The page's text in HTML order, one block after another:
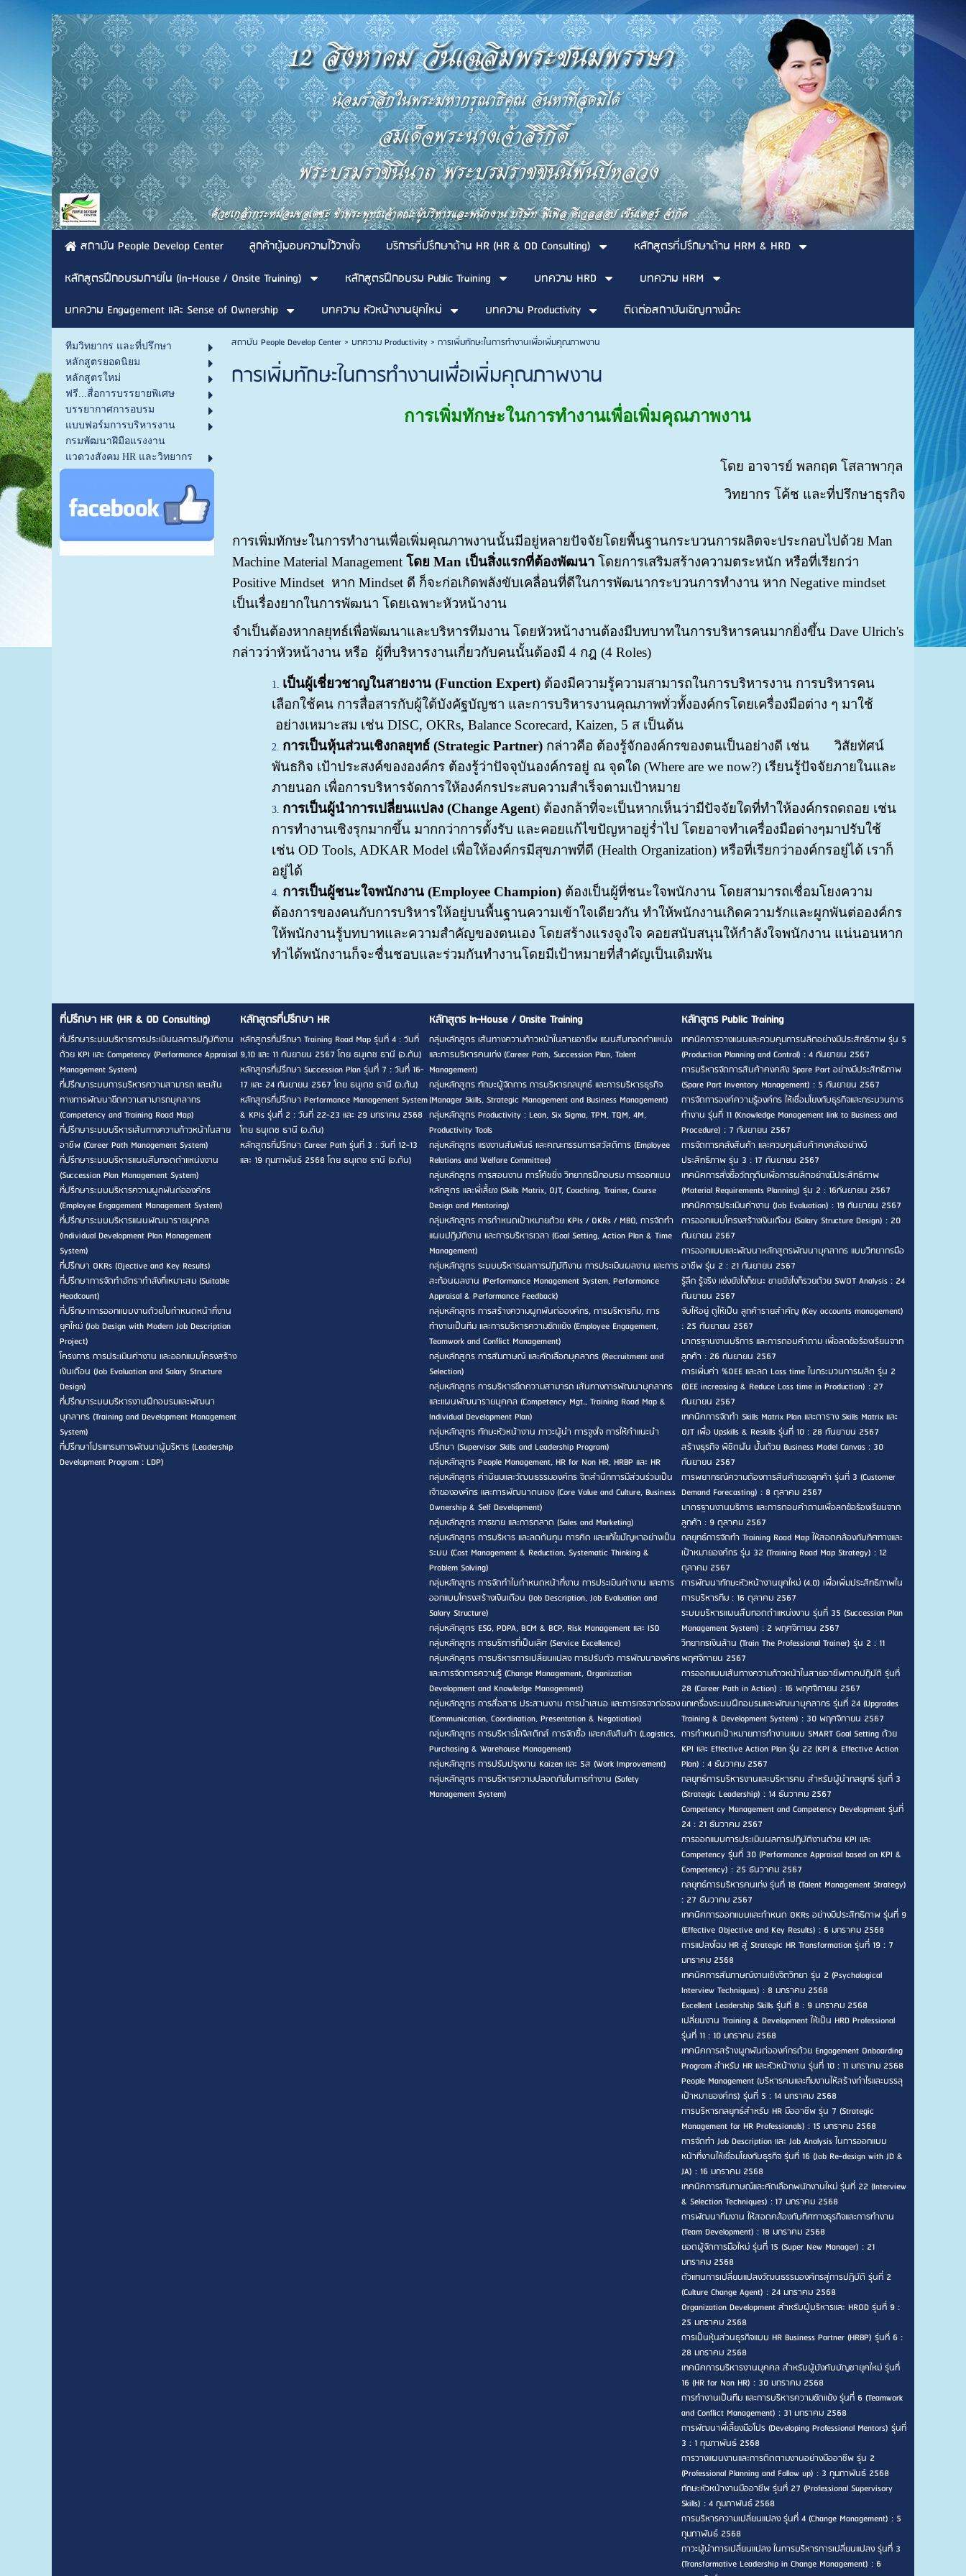
สถาบัน People Develop Center ลูกค้าผู้มอบความไว้วางใจ บริการที่ปรึกษาด้าน HR (HR & OD Consulting)
หลักสูตรที่ปรึกษาด้าน HRM & HRD
หลักสูตรฝึกอบรมภายใน (In-House / Onsite Training)
หลักสูตรฝึกอบรม Public Training บทความ HRD
บทความ HRM
บทความ Engagement และ Sense of Ownership
บทความ หัวหน้างานยุคใหม่ บทความ Productivity ติดต่อสถาบันเชิญทางนี้คะ
ทีมวิทยากร และที่ปรึกษา
หลักสูตรยอดนิยม
หลักสูตรใหม่
ฟรี...สื่อการบรรยายพิเศษ
บรรยากาศการอบรม
แบบฟอร์มการบริหารงาน
กรมพัฒนาฝีมือแรงงาน
แวดวงสังคม HR และวิทยากร
สถาบัน People Develop Center> บทความ Productivity> การเพิ่มทักษะในการทำงานเพื่อเพิ่มคุณภาพงาน
การเพิ่มทักษะในการทำงานเพื่อเพิ่มคุณภาพงาน
การเพิ่มทักษะในการทำงานเพื่อเพิ่มคุณภาพงาน
โดย อาจารย์ พลกฤต โสลาพากุล
วิทยากร โค้ช และที่ปรึกษาธุรกิจ
การเพิ่มทักษะในการทำงานเพื่อเพิ่มคุณภาพงานนั้นมีอยู่หลายปัจจัยโดยพื้นฐานกระบวนการผลิตจะประกอบไปด้วย Man
Machine Material Management โดย Man เป็นสิ่งแรกที่ต้องพัฒนาโดยการเสริมสร้างความตระหนัก หรือที่เรียกว่า
Positive Mindset หาก Mindset ดี ก็จะก่อเกิดพลังขับเคลื่อนที่ดีในการพัฒนากระบวนการทำงาน หาก Negative mindset
เป็นเรื่องยากในการพัฒนา โดยเฉพาะหัวหน้างาน
จำเป็นต้องหากลยุทธ์เพื่อพัฒนาและบริหารทีมงาน โดยหัวหน้างานต้องมีบทบาทในการบริหารคนมากยิ่งขึ้น Dave Ulrich's
กล่าวว่าหัวหน้างาน หรือ ผู้ที่บริหารงานเกี่ยวกับคนนั้นต้องมี 4 กฎ (4 Roles)
เป็นผู้เชี่ยวชาญในสายงาน (Function Expert)ต้องมีความรู้ความสามารถในการบริหารงาน การบริหารคน
เลือกใช้คน การสื่อสารกับผู้ใต้บังคัฐบัญชา และการบริหารงานคุณภาพทั่วทั้งองค์กรโดยเครื่องมือต่าง ๆ มาใช้
อย่างเหมาะสม เช่น DISC, OKRs, Balance Scorecard, Kaizen, 5 ส เป็นต้น
การเป็นหุ้นส่วนเชิงกลยุทธ์ (Strategic Partner)กล่าวคือ ต้องรู้จักองค์กรของตนเป็นอย่างดี เช่น วิสัยทัศน์
พันธกิจ เป้าประสงค์ขององค์กร ต้องรู้ว่าปัจจุบันองค์กรอยู่ ณ จุดใด (Where are we now?) เรียนรู้ปัจจัยภายในและ
ภายนอก เพื่อการบริหารจัดการให้องค์กรประสบความสำเร็จตามเป้าหมาย
การเป็นผู้นำการเปลี่ยนแปลง (Change Agent) ต้องกล้าที่จะเป็นหากเห็นว่ามีปัจจัยใดที่ทำให้องค์กรถดถอย เช่น
การทำงานเชิงรุกมากขึ้น มากกว่าการตั้งรับ และคอยแก้ไขปัญหาอยู่ร่ำไป โดยอาจทำเครื่องมือต่างๆมาปรับใช้
เช่น OD Tools, ADKAR Model เพื่อให้องค์กรมีสุขภาพที่ดี (Health Organization) หรือที่เรียกว่าองค์กรอยู่ได้ เราก็
อยู่ได้
การเป็นผู้ชนะใจพนักงาน (Employee Champion)ต้องเป็นผู้ที่ชนะใจพนักงาน โดยสามารถเชื่อมโยงความ
ต้องการของคนกับการบริหารให้อยู่บนพื้นฐานความเข้าใจเดียวกัน ทำให้พนักงานเกิดความรักและผูกพันต่อองค์กร
ให้พนักงานรู้บทบาทและความสำคัญของตนเอง โดยสร้างแรงจูงใจ คอยสนับสนุนให้กำลังใจพนักงาน แน่นอนหาก
ทำได้พนักงานก็จะชื่นชอบและร่วมกันทำงานโดยมีเป้าหมายที่สำคัญเป็นเดิมพัน
ที่ปรึกษา HR (HR & OD Consulting)
ที่ปรึกษาระบบบริหารการประเมินผลการปฏิบัติงาน
ด้วย KPI และ Competency (Performance Appraisal
Management System)
ที่ปรึกษาระบบการบริหารความสามารถ และเส้น
ทางการพัฒนาขีดความสามารถบุคลากร
(Competency and Training Road Map)
ที่ปรึกษาระบบบริหารเส้นทางความก้าวหน้าในสาย
อาชีพ (Career Path Management System)
ที่ปรึกษาระบบบริหารแผนสืบทอดตำแหน่งงาน
(Succession Plan Management System)
ที่ปรึกษาระบบบริหารความผูกพันต่อองค์กร
(Employee Engagement Management System)
ที่ปรึกษาระบบบริหารแผนพัฒนารายบุคคล
(Individual Development Plan Management
System)
ที่ปรึกษา OKRs (Ojective and Key Results)
ที่ปรึกษาการจัดทำอัตรากำลังที่เหมาะสม (Suitable
Headcount)
ที่ปรึกษาการออกแบบงานด้วยใบกำหนดหน้าที่งาน
ยุคใหม่ (Job Design with Modern Job Description
Project)
โครงการ การประเมินค่างาน และออกแบบโครงสร้าง
เงินเดือน (Job Evaluation and Salary Structure
Design)
ที่ปรึกษาระบบบริหารงานฝึกอบรมและพัฒนา
บุคลากร (Training and Development Management
System)
ที่ปรึกษาโปรแกรมการพัฒนาผู้บริหาร (Leadership
Development Program : LDP)
หลักสูตรที่ปรึกษา HR
หลักสูตรที่ปรึกษา Training Road Map รุ่นที่ 4 : วันที่
9,10 และ 11 กันยายน 2567 โดย ธนุเดช ธานี (อ.ต้น)
หลักสูตรที่ปรึกษา Succession Plan รุ่นที่ 7 : วันที่ 16-
17 และ 24 กันยายน 2567 โดย ธนุเดช ธานี (อ.ต้น)
หลักสูตรที่ปรึกษา Performance Management System
& KPIs รุ่นที่ 2 : วันที่ 22-23 และ 29 มกราคม 2568
โดย ธนุเดช ธานี (อ.ต้น)
หลักสูตรที่ปรึกษา Career Path รุ่นที่ 3 : วันที่ 12-13
และ 19 กุมภาพันธ์ 2568 โดย ธนุเดช ธานี (อ.ต้น)
หลักสูตร In-House / Onsite Training
กลุ่มหลักสูตร เส้นทางความก้าวหน้าในสายอาชีพ แผนสืบทอดตำแหน่ง
และการบริหารคนเก่ง (Career Path, Succession Plan, Talent
Management)
กลุ่มหลักสูตร ทักษะผู้จัดการ การบริหารกลยุทธ์ และการบริหารธุรกิจ
(Manager Skills, Strategic Management and Business Management)
กลุ่มหลักสูตร Productivity : Lean, Six Sigma, TPM, TQM, 4M,
Productivity Tools
กลุ่มหลักสูตร แรงงานสัมพันธ์ และคณะกรรมการสวัสดิการ (Employee
Relations and Welfare Committee)
กลุ่มหลักสูตร การสอนงาน การโค้ชชิ่ง วิทยากรฝึกอบรม การออกแบบ
หลักสูตร และพี่เลี้ยง (Skills Matrix, OJT, Coaching, Trainer, Course
Design and Mentoring)
กลุ่มหลักสูตร การกำหนดเป้าหมายด้วย KPIs / OKRs / MBO, การจัดทำ
แผนปฏิบัติงาน และการบริหารเวลา (Goal Setting, Action Plan & Time
Management)
กลุ่มหลักสูตร ระบบบริหารผลการปฏิบัติงาน การประเมินผลงาน และการ
สะท้อนผลงาน (Performance Management System, Performance
Appraisal & Performance Feedback)
กลุ่มหลักสูตร การสร้างความผูกพันต่อองค์กร, การบริหารทีม, การ
ทำงานเป็นทีม และการบริหารความขัดแย้ง (Employee Engagement,
Teamwork and Conflict Management)
กลุ่มหลักสูตร การสัมภาษณ์ และคัดเลือกบุคลากร (Recruitment and
Selection)
กลุ่มหลักสูตร การบริหารขีดความสามารถ เส้นทางการพัฒนาบุคลากร
และแผนพัฒนารายบุคคล (Competency Mgt., Training Road Map &
Individual Development Plan)
กลุ่มหลักสูตร ทักษะหัวหน้างาน ภาวะผู้นำ การจูงใจ การให้คำแนะนำ
ปรึกษา (Supervisor Skills and Leadership Program)
กลุ่มหลักสูตร People Management, HR for Non HR, HRBP และ HR
กลุ่มหลักสูตร ค่านิยมและวัฒนธรรมองค์กร จิตสำนึกการมีส่วนร่วมเป็น
เจ้าขององค์กร และการพัฒนาตนเอง (Core Value and Culture, Business
Ownership & Self Development)
กลุ่มหลักสูตร การขาย และการตลาด (Sales and Marketing)
กลุ่มหลักสูตร การบริหาร และลดต้นทุน การคิด และแก้ไขปัญหาอย่างเป็น
ระบบ (Cost Management & Reduction, Systematic Thinking &
Problem Solving)
กลุ่มหลักสูตร การจัดทำใบกำหนดหน้าที่งาน การประเมินค่างาน และการ
ออกแบบโครงสร้างเงินเดือน (Job Description, Job Evaluation and
Salary Structure)
กลุ่มหลักสูตร ESG, PDPA, BCM & BCP, Risk Management และ ISO
กลุ่มหลักสูตร การบริการที่เป็นเลิศ (Service Excellence)
กลุ่มหลักสูตร การบริหารการเปลี่ยนแปลง การปรับตัว การพัฒนาองค์กร
และการจัดการความรู้ (Change Management, Organization
Development and Knowledge Management)
กลุ่มหลักสูตร การสื่อสาร ประสานงาน การนำเสนอ และการเจรจาต่อรอง
(Communication, Coordination, Presentation & Negotiation)
กลุ่มหลักสูตร การบริหารโลจิสติกส์ การจัดซื้อ และคลังสินค้า (Logistics,
Purchasing & Warehouse Management)
กลุ่มหลักสูตร การปรับปรุงงาน Kaizen และ 5ส (Work Improvement)
กลุ่มหลักสูตร การบริหารความปลอดภัยในการทำงาน (Safety
Management System)
หลักสูตร Public Training
เทคนิคการวางแผนและควบคุมการผลิตอย่างมีประสิทธิภาพ รุ่น 5
(Production Planning and Control) : 4 กันยายน 2567
การบริหารจัดการสินค้าคงคลัง Spare Part อย่างมีประสิทธิภาพ
(Spare Part Inventory Management) : 5 กันยายน 2567
การจัดการองค์ความรู้องค์กร ให้เชื่อมโยงกับธุรกิจและกระบวนการ
ทำงาน รุ่นที่ 11 (Knowledge Management link to Business and
Procedure) : 7 กันยายน 2567
การจัดการคลังสินค้า และควบคุมสินค้าคงคลังอย่างมี
ประสิทธิภาพ รุ่น 3 : 17 กันยายน 2567
เทคนิคการสั่งซื้อวัตถุดิบเพื่อการผลิตอย่างมีประสิทธิภาพ
(Material Requirements Planning) รุ่น 2 : 16กันยายน 2567
เทคนิคการประเมินค่างาน (Job Evaluation) : 19 กันยายน 2567
การออกแบบโครงสร้างเงินเดือน (Salary Structure Design) : 20
กันยายน 2567
การออกแบบและพัฒนาหลักสูตรพัฒนาบุคลากร แบบวิทยากรมือ
อาชีพ รุ่น 2 : 21 กันยายน 2567
รู้ลึก รู้จริง แข่งยังไงก็ชนะ ขายยังไงก็รวยด้วย SWOT Analysis : 24
กันยายน 2567
จับให้อยู่ ดูให้เป็น ลูกค้ารายสำคัญ (Key accounts management)
: 25 กันยายน 2567
มาตรฐานงานบริการ และการตอบคำถาม เพื่อลดข้อร้องเรียนจาก
ลูกค้า : 26 กันยายน 2567
การเพิ่มค่า %OEE และลด Loss time ในกระบวนการผลิต รุ่น 2
(OEE increasing & Reduce Loss time in Production) : 27
กันยายน 2567
เทคนิคการจัดทำ Skills Matrix Plan และตาราง Skills Matrix และ
OJT เพื่อ Upskills & Reskills รุ่นที่ 10 : 28 กันยายน 2567
สร้างธุรกิจ พิชิตฝัน ปั้นด้วย Business Model Canvas : 30
กันยายน 2567
การพยากรณ์ความต้องการสินค้าของลูกค้า รุ่นที่ 3 (Customer
Demand Forecasting) : 8 ตุลาคม 2567
มาตรฐานงานบริการ และการตอบคำถามเพื่อลดข้อร้องเรียนจาก
ลูกค้า : 9 ตุลาคม 2567
กลยุทธ์การจัดทำ Training Road Map ให้สอดคล้องกับทิศทางและ
เป้าหมายองค์กร รุ่น 32 (Training Road Map Strategy) : 12
ตุลาคม 2567
การพัฒนาทักษะหัวหน้างานยุคใหม่ (4.0) เพื่อเพิ่มประสิทธิภาพใน
การบริหารทีม : 16 ตุลาคม 2567
ระบบบริหารแผนสืบทอดตำแหน่งงาน รุ่นที่ 35 (Succession Plan
Management System) : 2 พฤศจิกายน 2567
วิทยากรเงินล้าน (Train The Professional Trainer) รุ่น 2 : 11
พฤศจิกายน 2567
การออกแบบเส้นทางความก้าวหน้าในสายอาชีพภาคปฏิบัติ รุ่นที่
28 (Career Path in Action) : 16 พฤศจิกายน 2567
ยกเครื่องระบบฝึกอบรมและพัฒนาบุคลากร รุ่นที่ 24 (Upgrades
Training & Development System) : 30 พฤศจิกายน 2567
การกำหนดเป้าหมายการทำงานแบบ SMART Goal Setting ด้วย
KPI และ Effective Action Plan รุ่น 22 (KPI & Effective Action
Plan) : 4 ธันวาคม 2567
กลยุทธ์การบริหารงานและบริหารคน สำหรับผู้นำกลยุทธ์ รุ่นที่ 3
(Strategic Leadership) : 14 ธันวาคม 2567
Competency Management and Competency Development รุ่นที่
24 : 21 ธันวาคม 2567
การออกแบบการประเมินผลการปฏิบัติงานด้วย KPI และ
Competency รุ่นที่ 30 (Performance Appraisal based on KPI &
Competency) : 25 ธันวาคม 2567
กลยุทธ์การบริหารคนเก่ง รุ่นที่ 18 (Talent Management Strategy)
: 27 ธันวาคม 2567
เทคนิคการออกแบบและกำหนด OKRs อย่างมีประสิทธิภาพ รุ่นที่ 9
(Effective Objective and Key Results) : 6 มกราคม 2568
การแปลงโฉม HR สู่ Strategic HR Transformation รุ่นที่ 19 : 7
มกราคม 2568
เทคนิคการสัมภาษณ์งานเชิงจิตวิทยา รุ่น 2 (Psychological
Interview Techniques) : 8 มกราคม 2568
Excellent Leadership Skills รุ่นที่ 8 : 9 มกราคม 2568
เปลี่ยนงาน Training & Development ให้เป็น HRD Professional
รุ่นที่ 11 : 10 มกราคม 2568
เทคนิคการสร้างผูกพันต่อองค์กรด้วย Engagement Onboarding
Program สำหรับ HR และหัวหน้างาน รุ่นที่ 10 : 11 มกราคม 2568
People Management (บริหารคนและทีมงานให้สร้างกำไรและบรรลุ
เป้าหมายองค์กร) รุ่นที่ 5 : 14 มกราคม 2568
การบริหารกลยุทธ์สำหรับ HR มืออาชีพ รุ่น 7 (Strategic
Management for HR Professionals) : 15 มกราคม 2568
การจัดทำ Job Description และ Job Analysis ในการออกแบบ
หน้าที่งานให้เชื่อมโยงกับธุรกิจ รุ่นที่ 16 (Job Re-design with JD &
JA) : 16 มกราคม 2568
เทคนิคการสัมภาษณ์และคัดเลือกพนักงานใหม่ รุ่นที่ 22 (Interview
& Selection Techniques) : 17 มกราคม 2568
การพัฒนาทีมงาน ให้สอดคล้องกับทิศทางธุรกิจและการทำงาน
(Team Development) : 18 มกราคม 2568
ยอดผู้จัดการมือใหม่ รุ่นที่ 15 (Super New Manager) : 21
มกราคม 2568
ตัวแทนการเปลี่ยนแปลงวัฒนธรรมองค์กรสู่การปฏิบัติ รุ่นที่ 2
(Culture Change Agent) : 24 มกราคม 2568
Organization Development สำหรับผู้บริหารและ HROD รุ่นที่ 9 :
25 มกราคม 2568
การเป็นหุ้นส่วนธุรกิจแบบ HR Business Partner (HRBP) รุ่นที่ 6 :
28 มกราคม 2568
เทคนิคการบริหารงานบุคคล สำหรับผู้บังคับบัญชายุคใหม่ รุ่นที่
16 (HR for Non HR) : 30 มกราคม 2568
การทำงานเป็นทีม และการบริหารความขัดแย้ง รุ่นที่ 6 (Teamwork
and Conflict Management) : 31 มกราคม 2568
การพัฒนาพี่เลี้ยงมือโปร (Developing Professional Mentors) รุ่นที่
3 : 1 กุมภาพันธ์ 2568
การวางแผนงานและการติดตามงานอย่างมืออาชีพ รุ่น 2
(Professional Planning and Follow up) : 3 กุมภาพันธ์ 2568
ทักษะหัวหน้างานมืออาชีพ รุ่นที่ 27 (Professional Supervisory
Skills) : 4 กุมภาพันธ์ 2568
การบริหารความเปลี่ยนแปลง รุ่นที่ 4 (Change Management) : 5
กุมภาพันธ์ 2568
ภาวะผู้นำการเปลี่ยนแปลง ในการบริหารการเปลี่ยนแปลง รุ่นที่ 3
(Transformative Leadership in Change Management) : 6